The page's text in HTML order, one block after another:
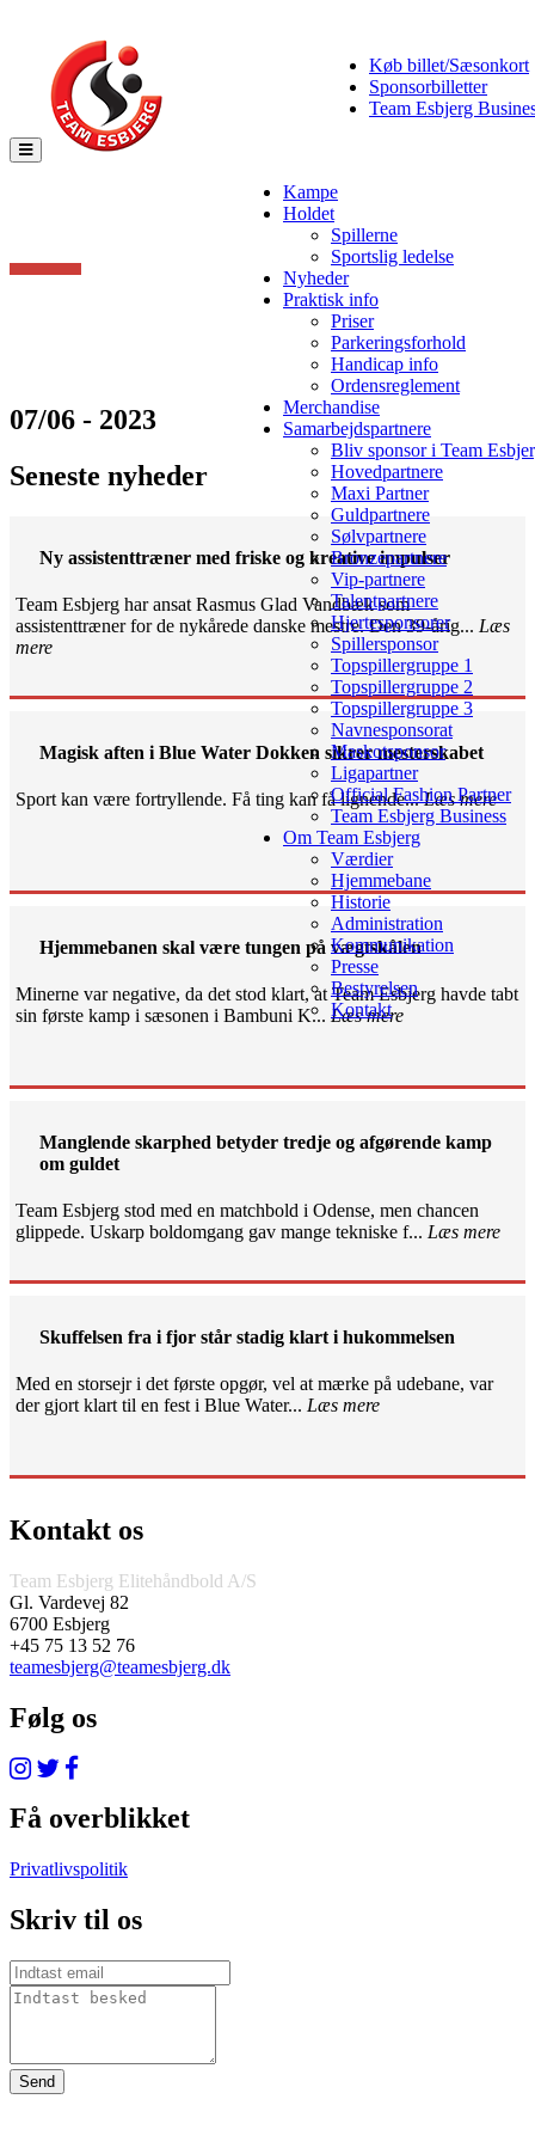
Køb billet/Sæsonkort
Sponsorbilletter
Team Esbjerg
Toggle
navigation
Kampe
Holdet
Spillerne
Sportslig ledelse
Nyheder
Praktisk info
Priser
Parkeringsforhold
Handicap info
Ordensreglement
Merchandise
Samarbejdspartnere
Bliv sponsor i Team
Hovedpartnere
Maxi Partner
Guldpartnere
Sølvpartnere
Bronzepartnere
Vip-partnere
Talentpartnere
Hjertesponsorer
Spillersponsor
Topspillergruppe 1
Topspillergruppe 2
Topspillergruppe 3
Navnesponsorat
Maskotsponsor
Ligapartner
Official Fashion Partner
Team Esbjerg Business
Om Team Esbjerg
Værdier
Hjemmebane
Historie
Administration
Kommunikation
Presse
Bestyrelsen
Kontakt
07/06 - 2023
Seneste nyheder
Ny assistenttræner med friske og kreative impulser
Team Esbjerg har ansat Rasmus Glad Vandbæk som
assistenttræner for de nykårede danske mestre. Den 39-årig... Læs
mere
Magisk aften i Blue Water Dokken sikrer mesterskabet
Sport kan være fortryllende. Få ting kan få lignende...Læs mere
Hjemmebanen skal være tungen på vægtskålen
Minerne var negative, da det stod klart, at Team Esbjerg havde tabt
sin første kamp i sæsonen i Bambuni K... Læs mere
Manglende skarphed betyder tredje og afgørende kamp
om guldet
Team Esbjerg stod med en matchbold i Odense, men chancen
glippede. Uskarp boldomgang gav mange tekniske f... Læs mere
Skuffelsen fra i fjor står stadig klart i hukommelsen
Med en storsejr i det første opgør, vel at mærke på udebane, var
der gjort klart til en fest i Blue Water... Læs mere
Kontakt os
Team Esbjerg Elitehåndbold A/S
Gl. Vardevej 82
6700 Esbjerg
+45 75 13 52 76
teamesbjerg@teamesbjerg.dk
Følg os
Få overblikket
Privatlivspolitik
Skriv til os